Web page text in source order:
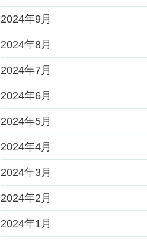
2024年9月
2024年8月
2024年7月
2024年6月
2024年5月
2024年4月
2024年3月
2024年2月
2024年1月